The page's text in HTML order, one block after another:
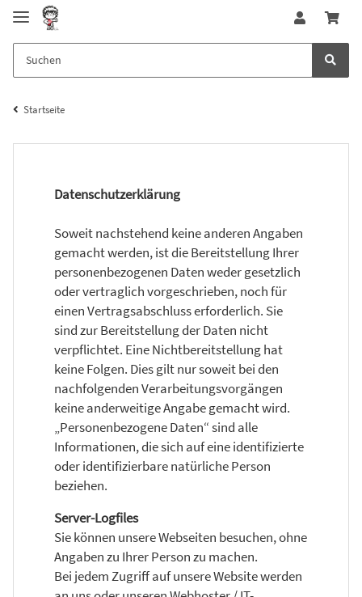
Startseite
Datenschutzerklärung
Soweit nachstehend keine anderen Angaben
gemacht werden, ist die Bereitstellung Ihrer
personenbezogenen Daten weder gesetzlich
oder vertraglich vorgeschrieben, noch für
einen Vertragsabschluss erforderlich. Sie
sind zur Bereitstellung der Daten nicht
verpflichtet. Eine Nichtbereitstellung hat
keine Folgen. Dies gilt nur soweit bei den
nachfolgenden Verarbeitungsvorgängen
keine anderweitige Angabe gemacht wird.
„Personenbezogene Daten“ sind alle
Informationen, die sich auf eine identifizierte
oder identifizierbare natürliche Person
beziehen.
Server-Logfiles
Sie können unsere Webseiten besuchen, ohne
Angaben zu Ihrer Person zu machen.
Bei jedem Zugriff auf unsere Website werden